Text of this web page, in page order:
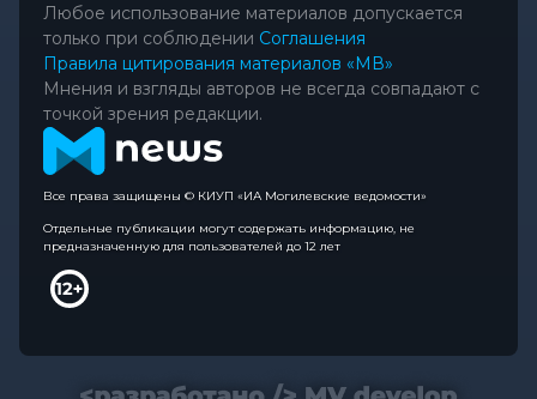
Любое использование материалов допускается
только при соблюдении Соглашения
Правила цитирования материалов «МВ»
Мнения и взгляды авторов не всегда совпадают с
точкой зрения редакции.
Все права защищены © КИУП «ИА Могилевские ведомости»
Отдельные публикации могут содержать информацию, не
предназначенную для пользователей до 12 лет